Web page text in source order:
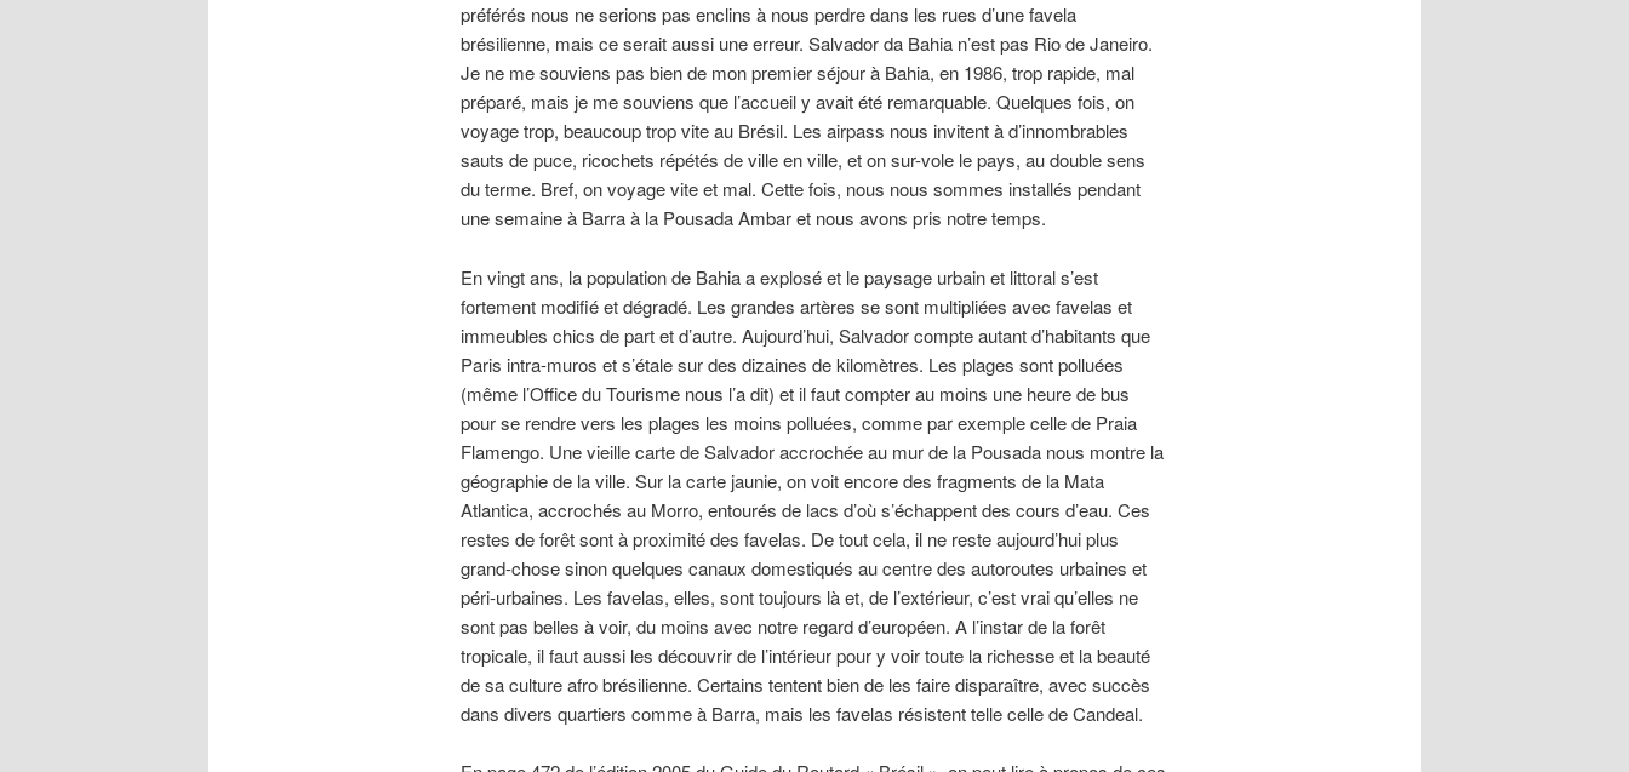
préférés nous ne serions pas enclins à nous perdre dans les rues d’une favela
brésilienne, mais ce serait aussi une erreur. Salvador da Bahia n’est pas Rio de Janeiro.
Je ne me souviens pas bien de mon premier séjour à Bahia, en 1986, trop rapide, mal
préparé, mais je me souviens que l’accueil y avait été remarquable. Quelques fois, on
voyage trop, beaucoup trop vite au Brésil. Les airpass nous invitent à d’innombrables
sauts de puce, ricochets répétés de ville en ville, et on sur-vole le pays, au double sens
du terme. Bref, on voyage vite et mal. Cette fois, nous nous sommes installés pendant
une semaine à Barra à la Pousada Ambar et nous avons pris notre temps.
En vingt ans, la population de Bahia a explosé et le paysage urbain et littoral s’est
fortement modifié et dégradé. Les grandes artères se sont multipliées avec favelas et
immeubles chics de part et d’autre. Aujourd’hui, Salvador compte autant d’habitants que
Paris intra-muros et s’étale sur des dizaines de kilomètres. Les plages sont polluées
(même l’Office du Tourisme nous l’a dit) et il faut compter au moins une heure de bus
pour se rendre vers les plages les moins polluées, comme par exemple celle de Praia
Flamengo. Une vieille carte de Salvador accrochée au mur de la Pousada nous montre la
géographie de la ville. Sur la carte jaunie, on voit encore des fragments de la Mata
Atlantica, accrochés au Morro, entourés de lacs d’où s’échappent des cours d’eau. Ces
restes de forêt sont à proximité des favelas. De tout cela, il ne reste aujourd’hui plus
grand-chose sinon quelques canaux domestiqués au centre des autoroutes urbaines et
péri-urbaines. Les favelas, elles, sont toujours là et, de l’extérieur, c’est vrai qu’elles ne
sont pas belles à voir, du moins avec notre regard d’européen. A l’instar de la forêt
tropicale, il faut aussi les découvrir de l’intérieur pour y voir toute la richesse et la beauté
de sa culture afro brésilienne. Certains tentent bien de les faire disparaître, avec succès
dans divers quartiers comme à Barra, mais les favelas résistent telle celle de Candeal.